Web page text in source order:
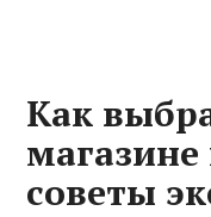
Как
советы